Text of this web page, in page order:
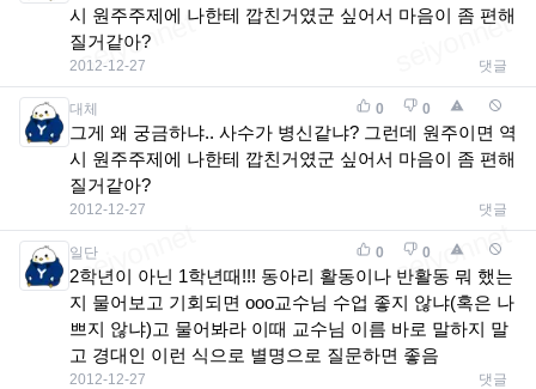
시 원주주제에 나한테 깝친거였군 싶어서 마음이 좀 편해
질거같아?
2012-12-27 댓글
대체 0 0
그게 왜 궁금하냐.. 사수가 병신같냐? 그런데 원주이면 역
시 원주주제에 나한테 깝친거였군 싶어서 마음이 좀 편해
질거같아?
2012-12-27 댓글
일단 0 0
2학년이 아닌 1학년때!!! 동아리 활동이나 반활동 뭐 했는
지 물어보고 기회되면 ooo교수님 수업 좋지 않냐(혹은 나
쁘지 않냐)고 물어봐라 이때 교수님 이름 바로 말하지 말
고 경대인 이런 식으로 별명으로 질문하면 좋음
2012-12-27 댓글